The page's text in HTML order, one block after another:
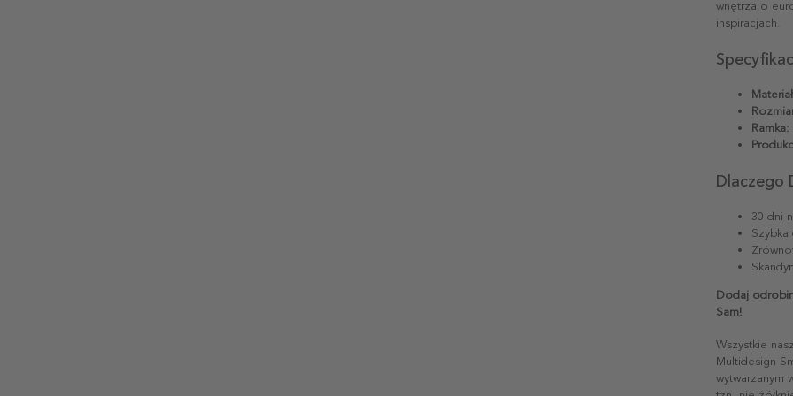
wnętrza o
inspiracjach.
Ramka:
Dlaczego
30 dni
Dodaj
Sam!
Wszystkie
Multidesign
wytwarzanym